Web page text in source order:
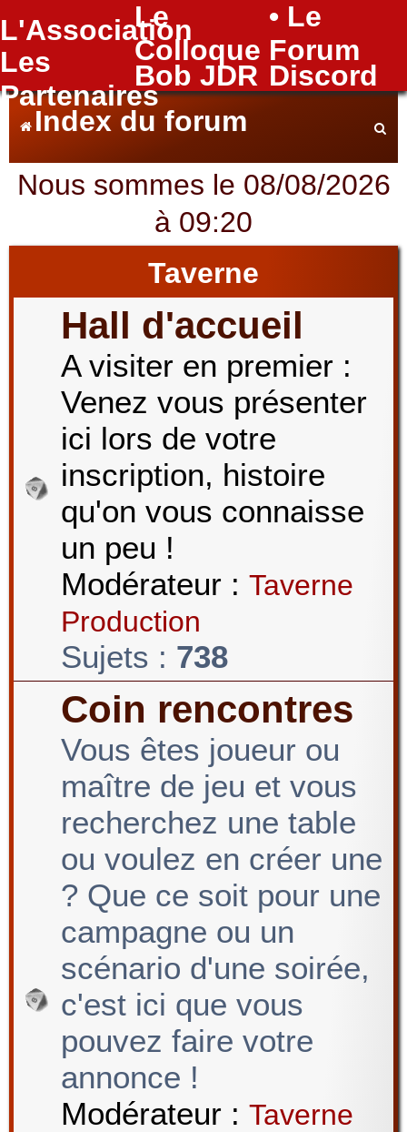
L'Association
Le
Colloque
• Le
Forum
Les
Partenaires
Bob JDR Discord
FAQ
Index du forum
e
e
Nous sommes le 08/08/2026
à 09:20
Taverne
Hall d'accueil
A visiter en premier :
Venez vous présenter
ici lors de votre
inscription, histoire
qu'on vous connaisse
un peu !
Modérateur : Taverne
Production
Sujets : 738
Coin rencontres
Vous êtes joueur ou
maître de jeu et vous
recherchez une table
ou voulez en créer une
? Que ce soit pour une
campagne ou un
scénario d'une soirée,
c'est ici que vous
pouvez faire votre
annonce !
Modérateur : Taverne